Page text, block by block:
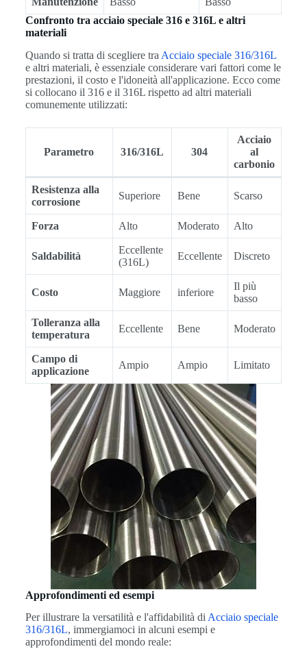
Confronto tra acciaio speciale 316 e 316L e altri
materiali
Quando si tratta di scegliere tra Acciaio speciale 316/316L
e altri materiali, è essenziale considerare vari fattori come le
prestazioni, il costo e l'idoneità all'applicazione. Ecco come
si collocano il 316 e il 316L rispetto ad altri materiali
comunemente utilizzati:
Parametro 316/316L 304
Acciaio
al
carbonio
Resistenza alla
corrosione
Superiore Bene Scarso
Forza Alto Moderato Alto
Saldabilità
Eccellente
(316L)
Eccellente Discreto
Costo Maggiore inferiore
Il più
basso
Tolleranza alla
temperatura
Eccellente Bene Moderato
Campo di
applicazione
Ampio Ampio Limitato
Approfondimenti ed esempi
Per illustrare la versatilità e l'affidabilità di Acciaio speciale
316/316L, immergiamoci in alcuni esempi e
approfondimenti del mondo reale: